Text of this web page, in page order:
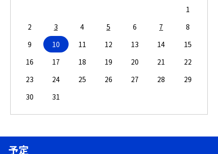
1
2
3 4 5 6 7
8
9
10 11 12 13 14
15
16
17 18 19 20 21
22
23
24 25 26 27 28
29
30
31
予定